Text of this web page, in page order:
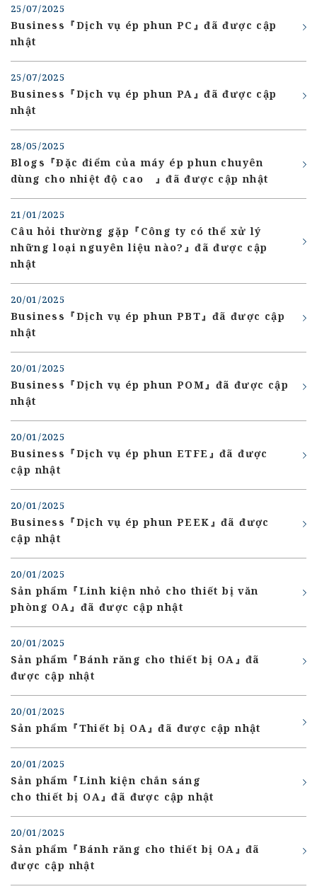
25/07/2025
Business『Dịch vụ ép phun PC』đã được cập
nhật
25/07/2025
Business『Dịch vụ ép phun PA』đã được cập
nhật
28/05/2025
Blogs『Đặc điểm của máy ép phun chuyên
dùng cho nhiệt độ cao 』đã được cập nhật
21/01/2025
Câu hỏi thường gặp『Công ty có thể xử lý
những loại nguyên liệu nào?』đã được cập
nhật
20/01/2025
Business『Dịch vụ ép phun PBT』đã được cập
nhật
20/01/2025
Business『Dịch vụ ép phun POM』đã được cập
nhật
20/01/2025
Business『Dịch vụ ép phun ETFE』đã được
cập nhật
20/01/2025
Business『Dịch vụ ép phun PEEK』đã được
cập nhật
20/01/2025
Sản phẩm『Linh kiện nhỏ cho thiết bị văn
phòng OA』đã được cập nhật
20/01/2025
Sản phẩm『Bánh răng cho thiết bị OA』đã
được cập nhật
20/01/2025
Sản phẩm『Thiết bị OA』đã được cập nhật
20/01/2025
Sản phẩm『Linh kiện chắn sáng
cho thiết bị OA』đã được cập nhật
20/01/2025
Sản phẩm『Bánh răng cho thiết bị OA』đã
được cập nhật